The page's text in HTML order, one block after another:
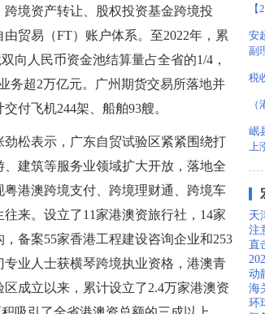
境资产转让、股权投资基金跨境投
贸易（FT）账户体系。至2022年，累
向人民币资金池结算量占全省的1/4，
务超2万亿元。广州期货交易所落地并
付飞机244架、船舶93艘。
松表示，广东自贸试验区紧紧围绕打
建筑等服务业领域扩大开放，落地全
港澳跨境支付、跨境理财通、跨境车
来。设立了11家港澳资旅行社，14家
备案55家香港工程建设咨询企业和253
业人士获横琴跨境执业资格，港澳青
成立以来，累计设立了2.4万家港澳资
安
副
税
岷
上
天
注
直
动
海
环